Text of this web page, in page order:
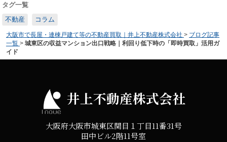
タグ一覧
不動産
コラム
大阪市で長屋・連棟戸建て等の不動産買取｜井上不動産株式会社 > ブログ記事
一覧 > 城東区の収益マンション出口戦略｜利回り低下時の「即時買取」活用ガ
イド
井上不動産株式会社
大阪府大阪市城東区関目１丁目11番31号
田中ビル2階11号室